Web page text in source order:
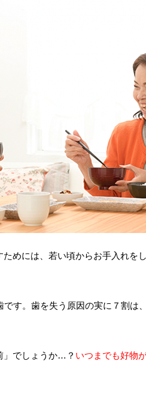
めには、若い頃からお手入れを
す。歯を失う原因の実に７割は、
」でしょうか…？ いつまでも好物